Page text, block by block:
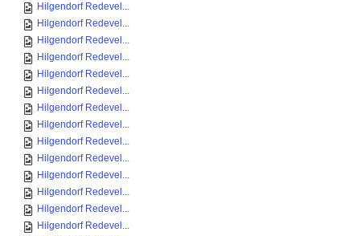
Hilgendorf Redevel...
Hilgendorf Redevel...
Hilgendorf Redevel...
Hilgendorf Redevel...
Hilgendorf Redevel...
Hilgendorf Redevel...
Hilgendorf Redevel...
Hilgendorf Redevel...
Hilgendorf Redevel...
Hilgendorf Redevel...
Hilgendorf Redevel...
Hilgendorf Redevel...
Hilgendorf Redevel...
Hilgendorf Redevel...